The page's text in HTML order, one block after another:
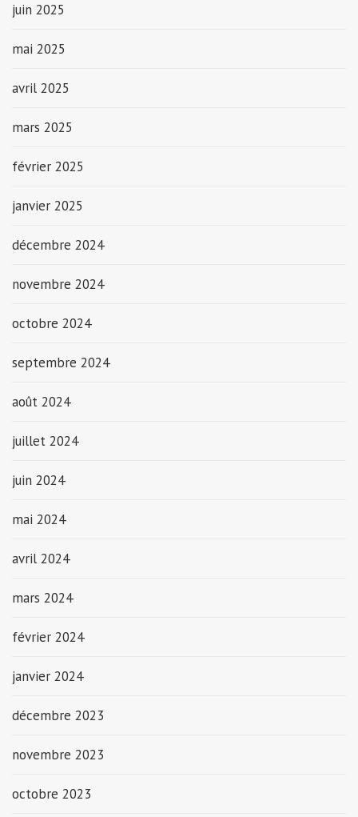
juin 2025
mai 2025
avril 2025
mars 2025
février 2025
janvier 2025
décembre 2024
novembre 2024
octobre 2024
septembre 2024
août 2024
juillet 2024
juin 2024
mai 2024
avril 2024
mars 2024
février 2024
janvier 2024
décembre 2023
novembre 2023
octobre 2023